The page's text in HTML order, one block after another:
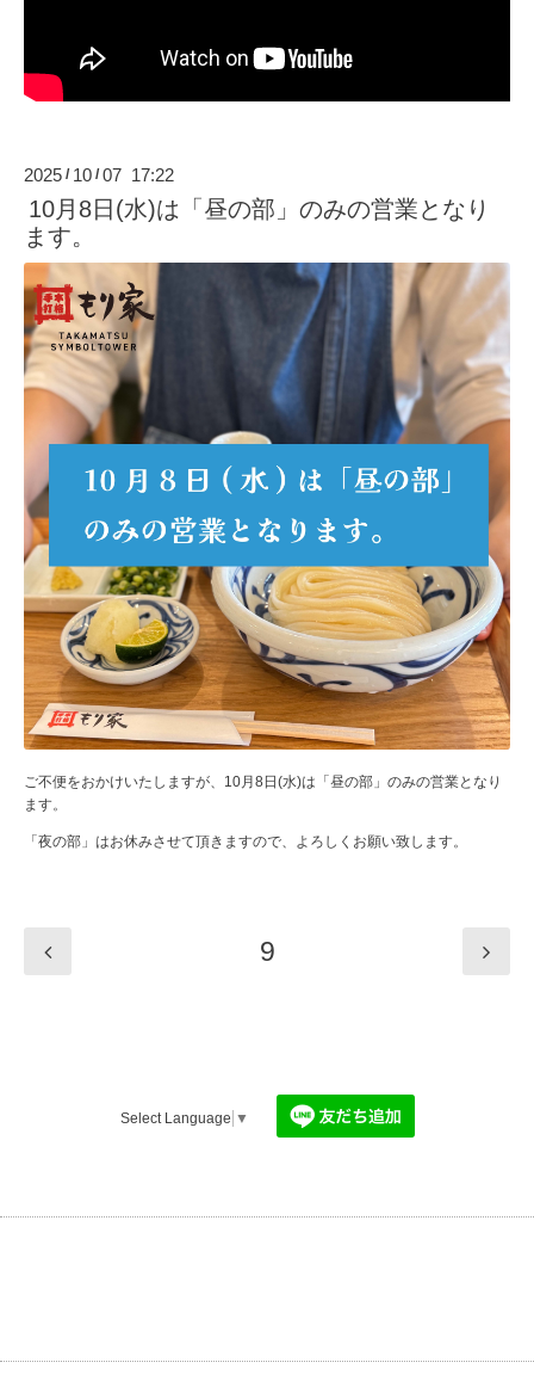
2025 / 10 /07 17:22
10月8日(水)は「昼の部」のみの営業となり
ます。
ご不便をおかけいたしますが、10月8日(水)は「昼の部」のみの営業となり
ます。
「夜の部」はお休みさせて頂きますので、よろしくお願い致します。
9
Select Language ▼